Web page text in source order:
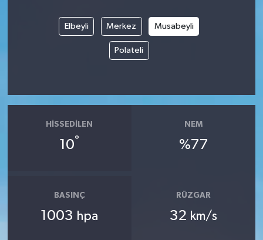
Elbeyli Merkez Musabeyli
Polateli
HISSEDILEN
10°
NEM
%77
BASINÇ
1003 hpa
RÜZGAR
32 km/s